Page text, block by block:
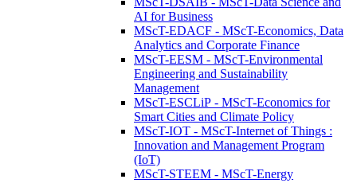
AI for Business
MScT-EDACF - MScT-Economics, Data
Analytics and Corporate Finance
MScT-EESM - MScT-Environmental
Engineering and Sustainability
Management
MScT-ESCLiP - MScT-Economics for
Smart Cities and Climate Policy
MScT-IOT - MScT-Internet of Things :
Innovation and Management Program
(IoT)
MScT-STEEM - MScT-Energy